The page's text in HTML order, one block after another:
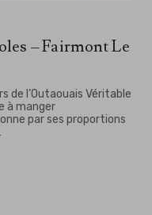
– Fairmont Le
de l’Outaouais Véritable
à manger
par ses proportions